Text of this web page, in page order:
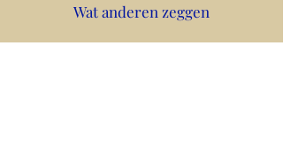
Wat anderen zeggen
Algemene Voorwaarden